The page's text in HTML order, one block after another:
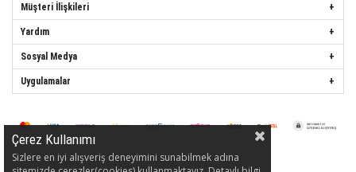
Müşteri İlişkileri
Yardım
Sosyal Medya
Uygulamalar
Çerez Kullanımı
Sizlere en iyi alışveriş deneyimini sunabilmek adına